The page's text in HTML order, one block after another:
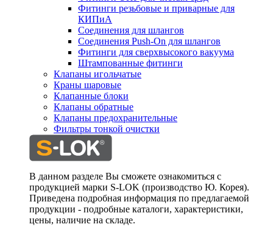
Фитинги резьбовые и приварные для
КИПиА
Соединения для шлангов
Соединения Push-On для шлангов
Фитинги для сверхвысокого вакуума
Штампованные фитинги
Клапаны игольчатые
Краны шаровые
Клапанные блоки
Клапаны обратные
Клапаны предохранительные
Фильтры тонкой очистки
В данном разделе Вы сможете ознакомиться с
продукцией марки S-LOK (производство Ю. Корея).
Приведена подробная информация по предлагаемой
продукции - подробные каталоги, характеристики,
цены, наличие на складе.